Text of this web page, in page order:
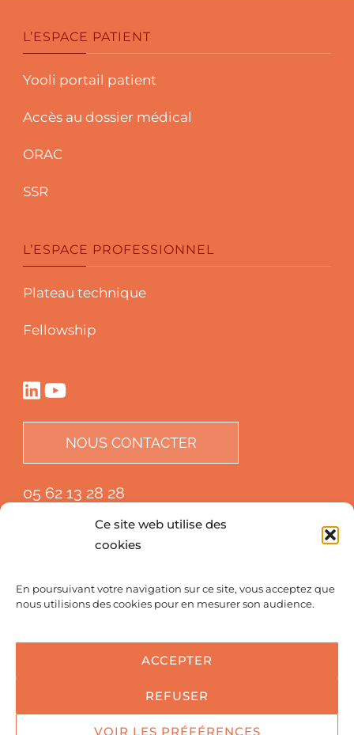
Ce site web utilise des
cookies
En poursuivant votre navigation sur ce site, vous acceptez que
nous utilisions des cookies pour en mesurer son audience.
ACCEPTER
REFUSER
VOIR LES PRÉFÉRENCES
L’ESPACE PATIENT
Yooli portail patient
Accès au dossier médical
ORAC
SSR
L’ESPACE PROFESSIONNEL
Plateau technique
Fellowship
NOUS CONTACTER
05 62 13 28 28
© 2022 - Centre de Chirurgie du Genou - Clinique Médipôle